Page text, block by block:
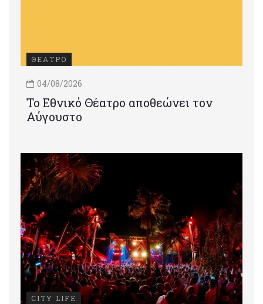
ΘΕΑΤΡΟ
04/08/2026
Το Εθνικό Θέατρο αποθεώνει τον
Αύγουστο
CITY LIFE